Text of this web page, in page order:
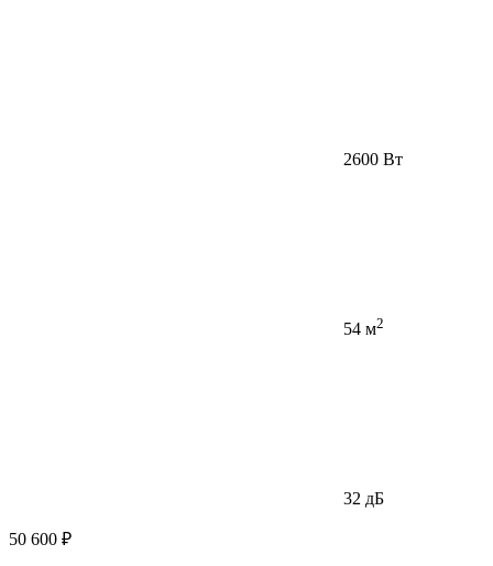
2600 Вт
54 м2
32 дБ
50 600 ₽